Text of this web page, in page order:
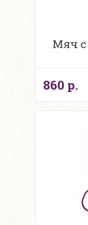
Мяч с
860 р.